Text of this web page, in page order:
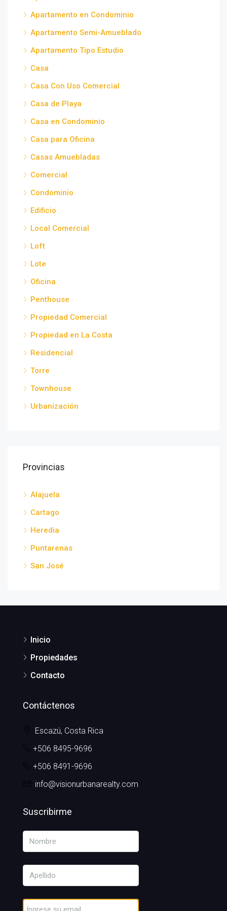
Apartamento en Condominio
Apartamento Semi-Amueblado
Apartamento Tipo Estudio
Casa
Casa Con Uso Comercial
Casa de Playa
Casa en Condominio
Casa para Oficina
Casas Amuebladas
Comercial
Condominio
Edificio
Local Comercial
Loft
Lote
Oficina
Penthouse
Propiedad Comercial
Propiedad en La Costa
Residencial
Torre
Townhouse
Urbanización
Provincias
Alajuela
Cartago
Heredia
Puntarenas
San José
Inicio
Propiedades
Contacto
Contáctenos
Escazú, Costa Rica
+506 8495-9696
+506 8491-9696
info@visionurbanarealty.com
Suscribirme